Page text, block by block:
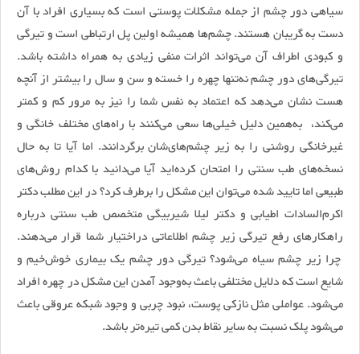
سیاهی دور چشم از جمله مشکلات پوستی است که بسیاری افراد با آن
دست به گریبان هستند. چشم‌ها همیشه اولین پل ارتباطی است و تیرگی
و کبودی اطراف آن می‌تواند اثرات منفی زیادی به همراه داشته باشد.
تیرگی‌های دور چشم نه‌تنها چهره را خسته و سن و سال را بیشتر از آنچه
هست نشان می‌دهد که اعتماد به نفس شما را نیز به مرور کم و کمتر
می‌کند، به‌همین دلیل خیلی‌ها سعی می‌کنند با راه‌های مختلف خانگی و
غیر‌خانگی روشنی را به زیر چشم‌های‌شان برگردانند. اما آیا تا به حال
نسخه‌های طب سنتی را امتحان کرده‌اید آیا می‌دانید با کدام روش‌های
طبیعی اما تایید شده می‌توان این مشکل را برطرف کرد؟ ‌در این مطلب دکتر
اکرم‌السادات اطیابی و دکتر لیلا شیربیگی متخصص طب سنتی درباره
راهکارهای رفع تیرگی زیر چشم اطلاعاتی دراختیار شما قرار می‌دهند.
چرا زیر چشم سیاه می‌شود؟ تیرگی دور چشم یک بیماری خوش‌خیم و
شایع است که دلایل مختلفی باعث به‌وجود آمدن این مشکل در چهره افراد
می‌شود. عواملی مثل نازکی پوست، نبود چربی و وجود شبکه عروقی باعث
می‌شود پلک نسبت به سایر نقاط بدن کمی تیره‌تر باشد.